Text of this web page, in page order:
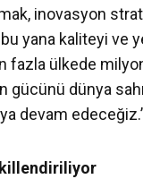
inovasyon
yana kaliteyi ve
fazla ülkede
gücünü dünya
devam